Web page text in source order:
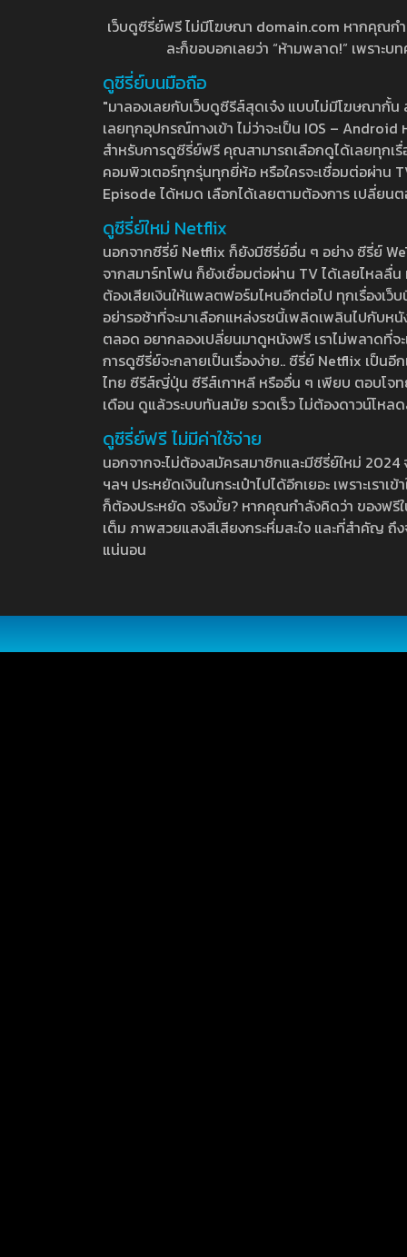
เว็บดูซีรี่ย์ฟรี ไม่มีโฆษณา domain.com หากคุณก
ละก็ขอบอกเลยว่า “ห้ามพลาด!” เพราะ
ดูซีรี่ย์บนมือถือ
"มาลองเลยกับเว็บดูซีรีส์สุดเจ๋ง แบบไม่มีโฆษณากั้
เลยทุกอุปกรณ์ทางเข้า ไม่ว่าจะเป็น IOS –
สำหรับการดูซีรี่ย์ฟรี คุณสามารถเลือกดูได้เลยทุกเ
คอมพิวเตอร์ทุกรุ่นทุกยี่ห้อ หรือใครจะเชื่อมต่อผ่าน
Episode ได้หมด เลือกได้เลยตามต้องการ เปลี่ยน
ดูซีรี่ย์ใหม่ Netflix
นอกจากซีรี่ย์ Netflix ก็ยังมีซีรี่ย์อื่น ๆ อย่าง ซีรี่ย์
จากสมาร์ทโฟน ก็ยังเชื่อมต่อผ่าน TV ได้เลยไหลลื่
ต้องเสียเงินให้แพลตฟอร์มไหนอีกต่อไป ทุกเรื่องเว็
อย่ารอช้าที่จะมาเลือกแหล่งรชนี้เพลิดเพลินไปกับห
ตลอด อยากลองเปลี่ยนมาดูหนังฟรี เราไม่พลาดที่
การดูซีรี่ย์จะกลายเป็นเรื่องง่าย.. ซีรี่ย์ Netflix เป็น
ไทย ซีรีส์ญี่ปุ่น ซีรีส์เกาหลี หรืออื่น ๆ เพียบ ตอบโจท
เดือน ดูแล้วระบบทันสมัย รวดเร็ว ไม่ต้องดาวน์โห
ดูซีรี่ย์ฟรี ไม่มีค่าใช้จ่าย
นอกจากจะไม่ต้องสมัครสมาชิกและมีซีรี่ย์ใหม่
ฯลฯ ประหยัดเงินในกระเป๋าไปได้อีกเยอะ เพราะเร
ก็ต้องประหยัด จริงมั้ย? หากคุณกำลังคิดว่า ของฟ
เต็ม ภาพสวยแสงสีเสียงกระหึ่มสะใจ และที่สำคัญ
แน่นอน